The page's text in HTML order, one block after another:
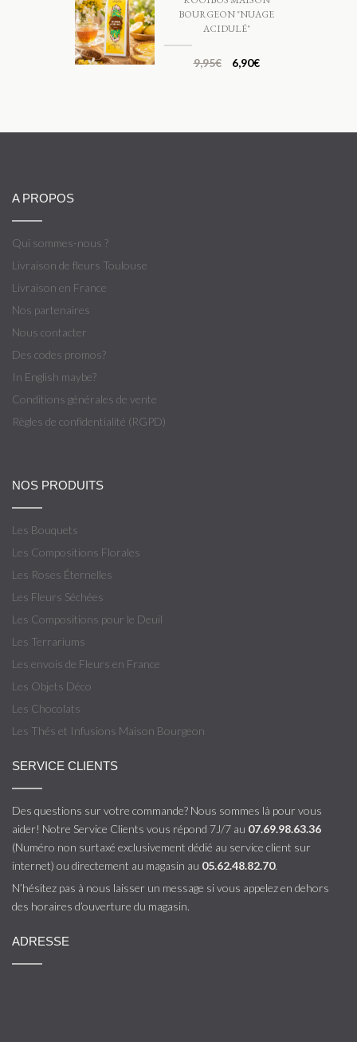
BOURGEON "NUAGE
ACIDULÉ"
9,95€ 6,90€
A PROPOS
Qui sommes-nous ?
Livraison de fleurs Toulouse
Livraison en France
Nos partenaires
Nous contacter
Des codes promos?
In English maybe?
Conditions générales de vente
Règles de confidentialité (RGPD)
NOS PRODUITS
Les Bouquets
Les Compositions Florales
Les Roses Éternelles
Les Fleurs Séchées
Les Compositions pour le Deuil
Les Terrariums
Les envois de Fleurs en France
Les Objets Déco
Les Chocolats
Les Thés et Infusions Maison Bourgeon
SERVICE CLIENTS
Des questions sur votre commande? Nous sommes là pour vous
aider! Notre Service Clients vous répond 7J/7 au 07.69.98.63.36
(Numéro non surtaxé exclusivement dédié au service client sur
internet) ou directement au magasin au 05.62.48.82.70.
N’hésitez pas à nous laisser un message si vous appelez en dehors
des horaires d’ouverture du magasin.
ADRESSE